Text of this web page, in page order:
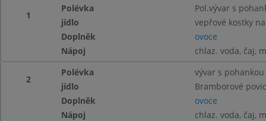
1
Polévka
Pol.vývar s
jídlo
vepřové kostky
Doplněk
ovoce
Nápoj
chlaz. voda, čaj,
2
Polévka
vývar s
jídlo
Bramborové
Doplněk
ovoce
Nápoj
chlaz. voda, čaj,